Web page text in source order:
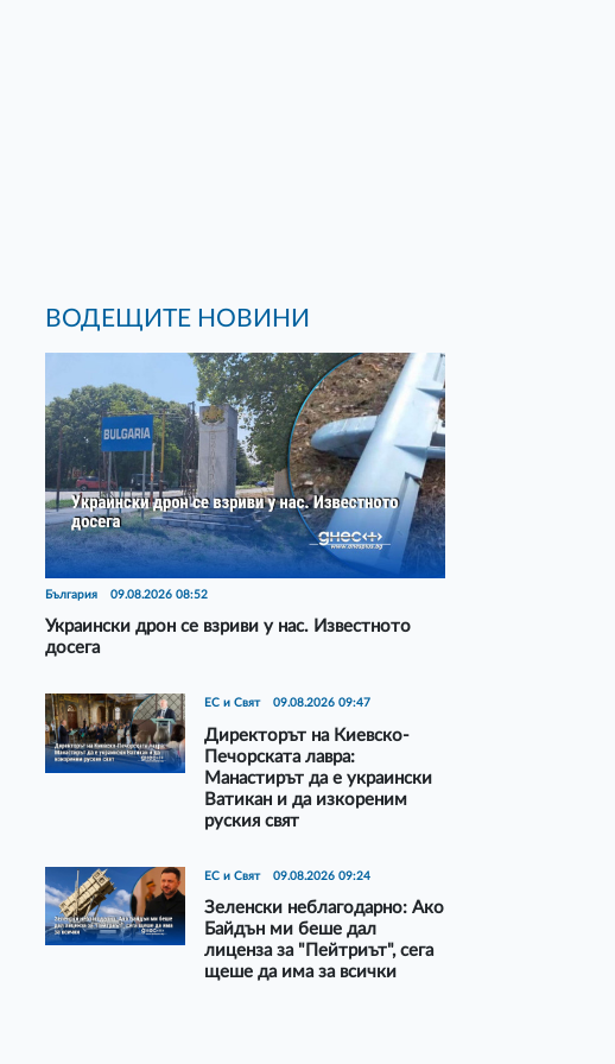
ВОДЕЩИТЕ НОВИНИ
България 09.08.2026 08:52
Украински дрон се взриви у нас. Известното
досега
ЕС и Свят 09.08.2026 09:47
Директорът на Киевско-
Печорската лавра:
Манастирът да е украински
Ватикан и да изкореним
руския свят
ЕС и Свят 09.08.2026 09:24
Зеленски неблагодарно: Ако
Байдън ми беше дал
лиценза за "Пейтриът", сега
щеше да има за всички